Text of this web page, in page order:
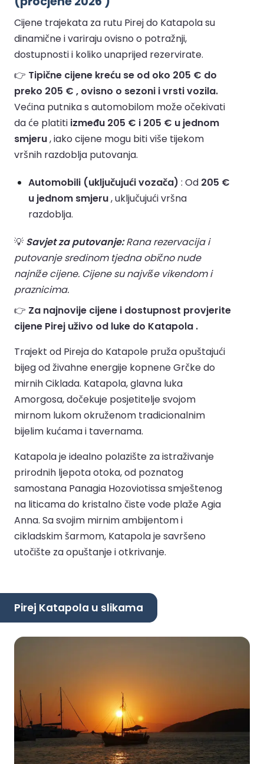
Cijene trajekata za rutu Pirej do Katapola su
dinamične i variraju ovisno o potražnji,
dostupnosti i koliko unaprijed rezervirate.
👉 Tipične cijene kreću se od oko 205 € do
preko 205 € , ovisno o sezoni i vrsti vozila.
Većina putnika s automobilom može očekivati
da će platiti između 205 € i 205 € u jednom
smjeru, iako cijene mogu biti više tijekom
vršnih razdoblja putovanja.
Automobili (uključujući vozača) : Od 205 €
u jednom smjeru, uključujući vršna
razdoblja.
💡 Savjet za putovanje:Rana rezervacija i
putovanje sredinom tjedna obično nude
najniže cijene. Cijene su najviše vikendom i
praznicima.
👉 Za najnovije cijene i dostupnost provjerite
cijene Pirej uživo od luke do Katapola .
Trajekt od Pireja do Katapole pruža opuštajući
bijeg od živahne energije kopnene Grčke do
mirnih Ciklada. Katapola, glavna luka
Amorgosa, dočekuje posjetitelje svojom
mirnom lukom okruženom tradicionalnim
bijelim kućama i tavernama.
Katapola je idealno polazište za istraživanje
prirodnih ljepota otoka, od poznatog
samostana Panagia Hozoviotissa smještenog
na liticama do kristalno čiste vode plaže Agia
Anna. Sa svojim mirnim ambijentom i
cikladskim šarmom, Katapola je savršeno
utočište za opuštanje i otkrivanje.
Pirej Katapola u slikama